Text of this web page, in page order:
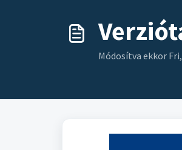
Módosítva ekkor Fri,